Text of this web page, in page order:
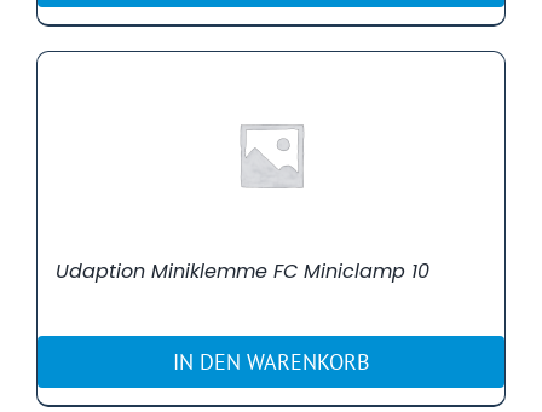
Udaption Miniklemme FC Miniclamp 10
IN DEN WARENKORB